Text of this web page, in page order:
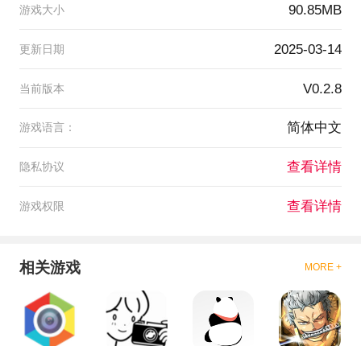
游戏大小 90.85MB
更新日期 2025-03-14
当前版本 V0.2.8
游戏语言： 简体中文
隐私协议 查看详情
游戏权限 查看详情
相关游戏 MORE +